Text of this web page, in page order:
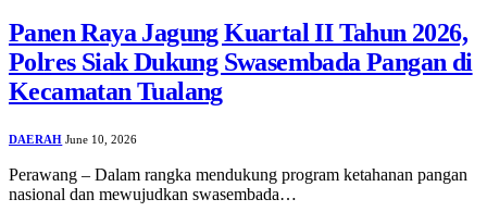
Panen Raya Jagung Kuartal II Tahun 2026,
Polres Siak Dukung Swasembada Pangan di
Kecamatan Tualang
DAERAH June 10, 2026
Perawang – Dalam rangka mendukung program ketahanan pangan
nasional dan mewujudkan swasembada…